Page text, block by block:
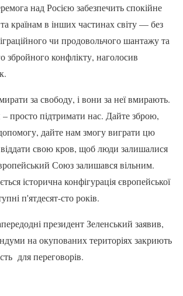
над Росією забезпечить спокійне
країнам в інших частинах світу — без
чи продовольчого шантажу та
збройного конфлікту, наголосив
за свободу, і вони за неї вмирають.
просто підтримати нас. Дайте зброю,
дайте нам змогу виграти цю
свою кров, щоб люди залишалися
Союз залишався вільним.
історична конфігурація європейської
п'ятдесят-сто років.
президент Зеленський заявив,
на окупованих територіях закриють
для переговорів.